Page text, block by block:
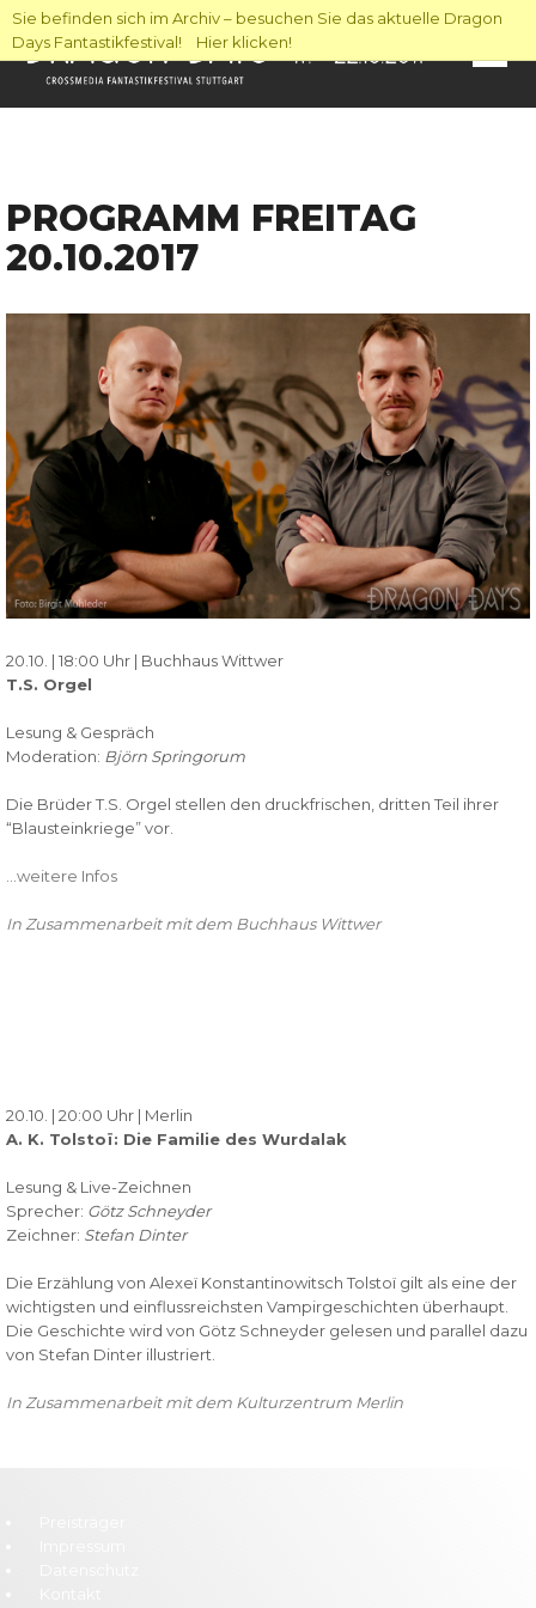
Sie befinden sich im Archiv – besuchen Sie das aktuelle Dragon
Days Fantastikfestival! Hier klicken!
PROGRAMM FREITAG
20.10.2017
20.10. | 18:00 Uhr | Buchhaus Wittwer
T.S. Orgel
Lesung & Gespräch
Moderation: Björn Springorum
Die Brüder T.S. Orgel stellen den druckfrischen, dritten Teil ihrer
“Blausteinkriege” vor.
…weitere Infos
In Zusammenarbeit mit dem Buchhaus Wittwer
20.10. | 20:00 Uhr | Merlin
A. K. Tolstoï: Die Familie des Wurdalak
Lesung & Live-Zeichnen
Sprecher: Götz Schneyder
Zeichner: Stefan Dinter
Die Erzählung von Alexeï Konstantinowitsch Tolstoï gilt als eine der
wichtigsten und einflussreichsten Vampirgeschichten überhaupt.
Die Geschichte wird von Götz Schneyder gelesen und parallel dazu
von Stefan Dinter illustriert.
In Zusammenarbeit mit dem Kulturzentrum Merlin